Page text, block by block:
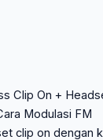
Clip On +
Modulasi FM
clip on dengan